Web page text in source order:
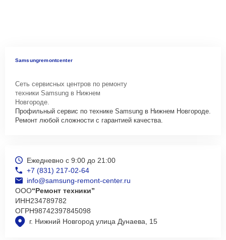
Samsungremontcenter
Сеть сервисных центров по ремонту
техники Samsung в Нижнем
Новгороде.
Профильный сервис по технике Samsung в Нижнем Новгороде.
Ремонт любой сложности с гарантией качества.
г. Нижний Новгород улица Дунаева, 15
Ежедневно с 9:00 до 21:00
+7 (831) 217-02-64
info@samsung-remont-center.ru
ООО“Ремонт техники”
ИНН234789782
ОГРН98742397845098